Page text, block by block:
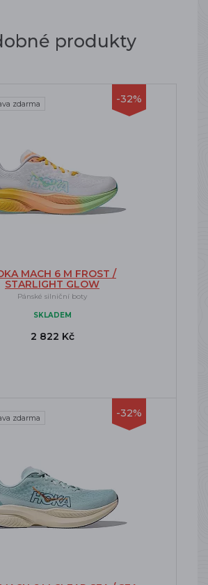
produkty
-32%
zdarma
MACH 6 M FROST /
STARLIGHT GLOW
Pánské silniční boty
SKLADEM
2 822 Kč
-32%
zdarma